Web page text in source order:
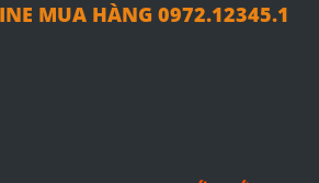
MUA HÀNG 0972.12345.1